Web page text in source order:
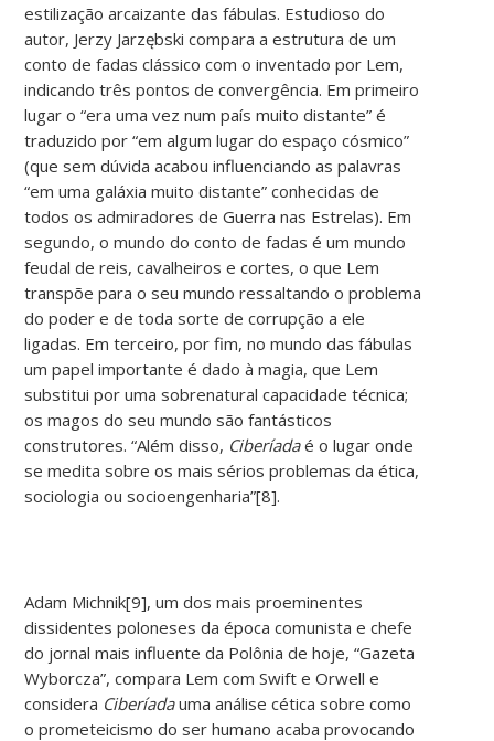
estilização arcaizante das fábulas. Estudioso do
autor, Jerzy Jarzębski compara a estrutura de um
conto de fadas clássico com o inventado por Lem,
indicando três pontos de convergência. Em primeiro
lugar o “era uma vez num país muito distante” é
traduzido por “em algum lugar do espaço cósmico”
(que sem dúvida acabou influenciando as palavras
“em uma galáxia muito distante” conhecidas de
todos os admiradores de Guerra nas Estrelas). Em
segundo, o mundo do conto de fadas é um mundo
feudal de reis, cavalheiros e cortes, o que Lem
transpõe para o seu mundo ressaltando o problema
do poder e de toda sorte de corrupção a ele
ligadas. Em terceiro, por fim, no mundo das fábulas
um papel importante é dado à magia, que Lem
substitui por uma sobrenatural capacidade técnica;
os magos do seu mundo são fantásticos
construtores. “Além disso, Ciberíadaé o lugar onde
se medita sobre os mais sérios problemas da ética,
sociologia ou socioengenharia”[8].
Adam Michnik[9], um dos mais proeminentes
dissidentes poloneses da época comunista e chefe
do jornal mais influente da Polônia de hoje, “Gazeta
Wyborcza”, compara Lem com Swift e Orwell e
considera Ciberíadauma análise cética sobre como
o prometeicismo do ser humano acaba provocando